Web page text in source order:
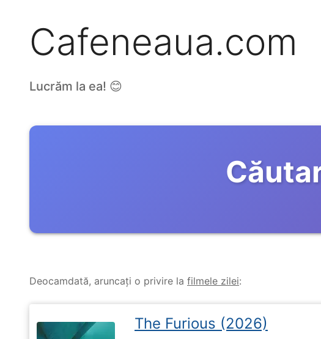
Cafeneaua.com
Lucrăm la ea! 😊
Deocamdată, aruncați o privire la filmele zilei:
The Furious (2026)